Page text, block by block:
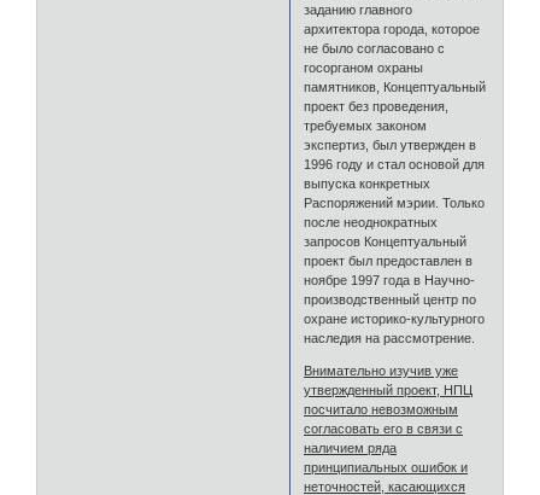
заданию главного
архитектора города, которое
не было согласовано с
госорганом охраны
памятников, Концептуальный
проект без проведения,
требуемых законом
экспертиз, был утвержден в
1996 году и стал основой для
выпуска конкретных
Распоряжений мэрии. Только
после неоднократных
запросов Концептуальный
проект был предоставлен в
ноябре 1997 года в Научно-
производственный центр по
охране историко-культурного
наследия на рассмотрение.
Внимательно изучив уже
утвержденный проект, НПЦ
посчитало невозможным
согласовать его в связи с
наличием ряда
принципиальных ошибок и
неточностей, касающихся